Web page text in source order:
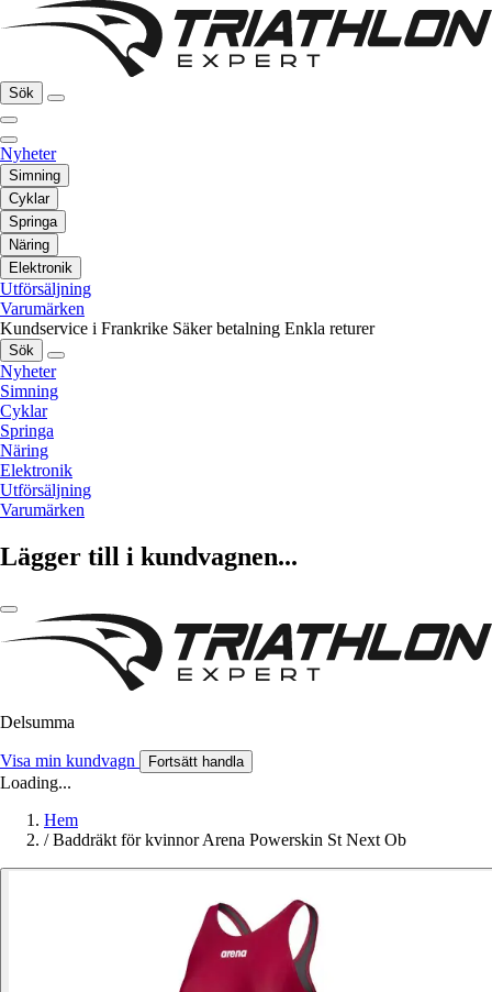
Sök
Nyheter
Simning
Cyklar
Springa
Näring
Elektronik
Utförsäljning
Varumärken
Kundservice i Frankrike Säker betalning Enkla returer
Sök
Nyheter
Simning
Cyklar
Springa
Näring
Elektronik
Utförsäljning
Varumärken
Lägger till i kundvagnen...
Delsumma
Visa min kundvagn Fortsätt handla
Loading...
Hem
/ Baddräkt för kvinnor Arena Powerskin St Next Ob